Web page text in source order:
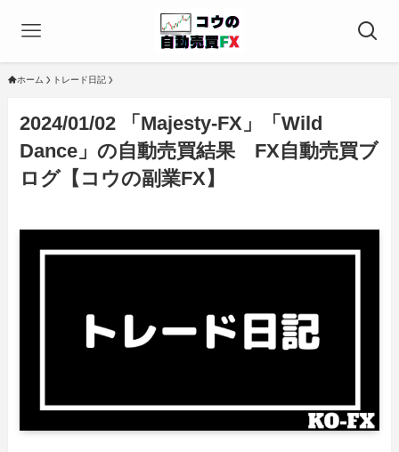
ホーム トレード日記
2024/01/02 「Majesty-FX」「Wild
Dance」の自動売買結果 FX自動売買ブ
ログ【コウの副業FX】